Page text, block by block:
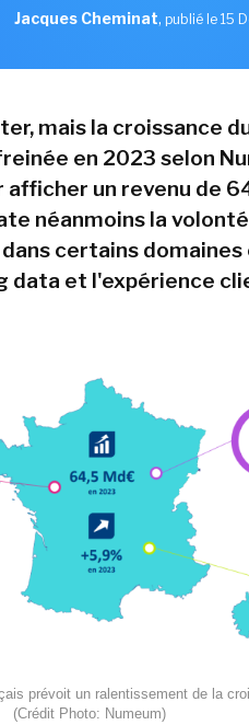
Jacques Cheminat, publié le 15
mais la croissance
en 2023 selon
un revenu de
néanmoins la volonté
certains domaines
data et l'expérience
prévoit un ralentissement de la
(Crédit Photo: Numeum)